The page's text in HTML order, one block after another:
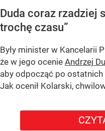
Duda coraz rzadziej
trochę czasu”
Były minister w Kancelarii
że w jego ocenie Andrzej
aby odpocząć po ostatnich
Jak ocenił Kolarski,